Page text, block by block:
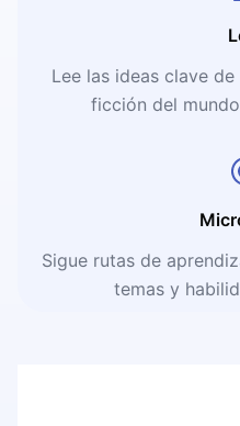
Lee las ideas clave
ficción del
Sigue rutas de
temas y